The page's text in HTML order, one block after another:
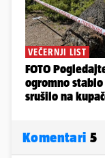
Komentari 5